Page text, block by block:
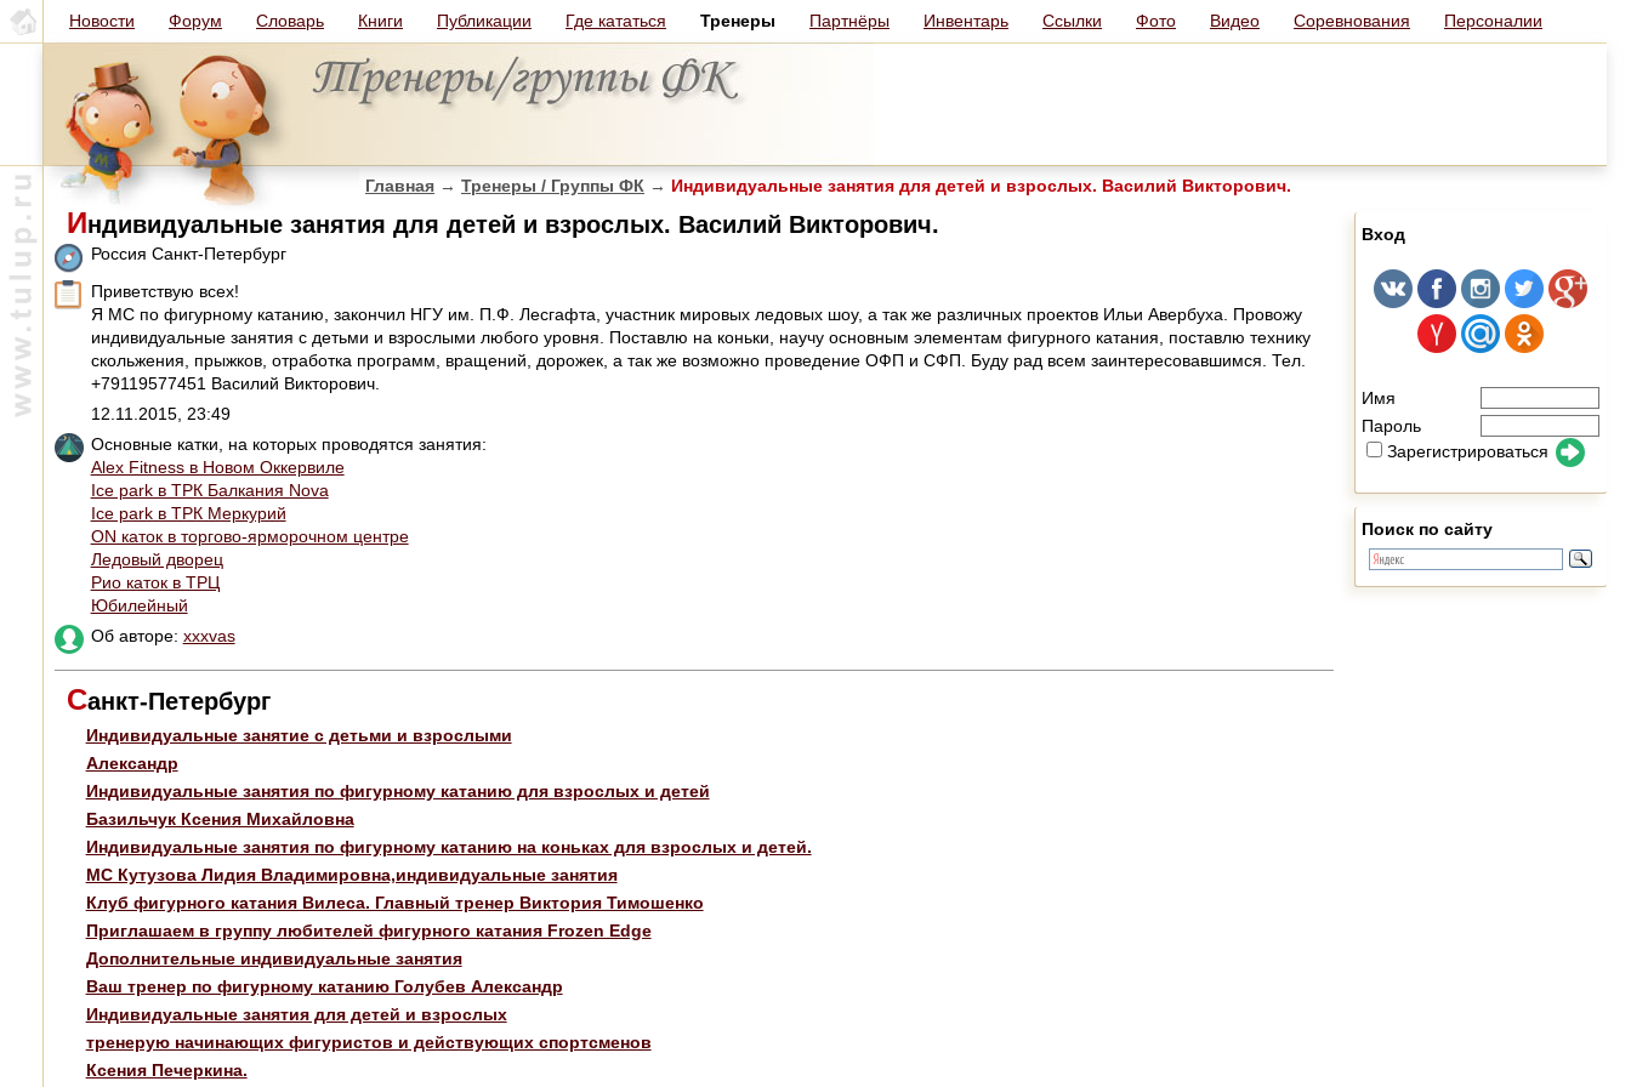
Новости Форум Словарь Книги Публикации Где кататься Тренеры Партнёры Инвентарь Ссылки Фото Видео Соревнования Персоналии
Главная → Тренеры / Группы ФК → Индивидуальные занятия для детей и взрослых. Василий Викторович.
Индивидуальные занятия для детей и взрослых. Василий Викторович.
Россия Санкт-Петербург
Приветствую всех!
Я МС по фигурному катанию, закончил НГУ им. П.Ф. Лесгафта, участник мировых ледовых шоу, а так же различных проектов Ильи Авербуха. Провожу
индивидуальные занятия с детьми и взрослыми любого уровня. Поставлю на коньки, научу основным элементам фигурного катания, поставлю технику
скольжения, прыжков, отработка программ, вращений, дорожек, а так же возможно проведение ОФП и СФП. Буду рад всем заинтересовавшимся. Тел.
+79119577451 Василий Викторович.
12.11.2015, 23:49
Основные катки, на которых проводятся занятия:
Alex Fitness в Новом Оккервиле
Ice park в ТРК Балкания Nova
Ice park в ТРК Меркурий
ON каток в торгово-ярморочном центре
Ледовый дворец
Рио каток в ТРЦ
Юбилейный
Об авторе: xxxvas
Санкт-Петербург
Индивидуальные занятие с детьми и взрослыми
Александр
Индивидуальные занятия по фигурному катанию для взрослых и детей
Базильчук Ксения Михайловна
Индивидуальные занятия по фигурному катанию на коньках для взрослых и детей.
МС Кутузова Лидия Владимировна,индивидуальные занятия
Клуб фигурного катания Вилеса. Главный тренер Виктория Тимошенко
Приглашаем в группу любителей фигурного катания Frozen Edge
Дополнительные индивидуальные занятия
Ваш тренер по фигурному катанию Голубев Александр
Индивидуальные занятия для детей и взрослых
тренерую начинающих фигуристов и действующих спортсменов
Ксения Печеркина.
Вход
Имя
Пароль
Зарегистрироваться
Поиск по сайту